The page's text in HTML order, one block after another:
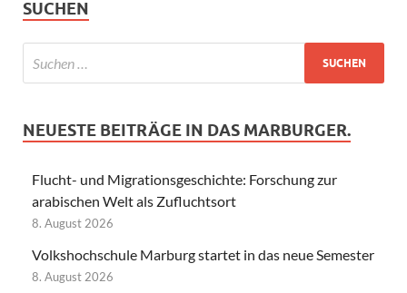
SUCHEN
NEUESTE BEITRÄGE IN DAS MARBURGER.
Flucht- und Migrationsgeschichte: Forschung zur
arabischen Welt als Zufluchtsort
8. August 2026
Volkshochschule Marburg startet in das neue Semester
8. August 2026